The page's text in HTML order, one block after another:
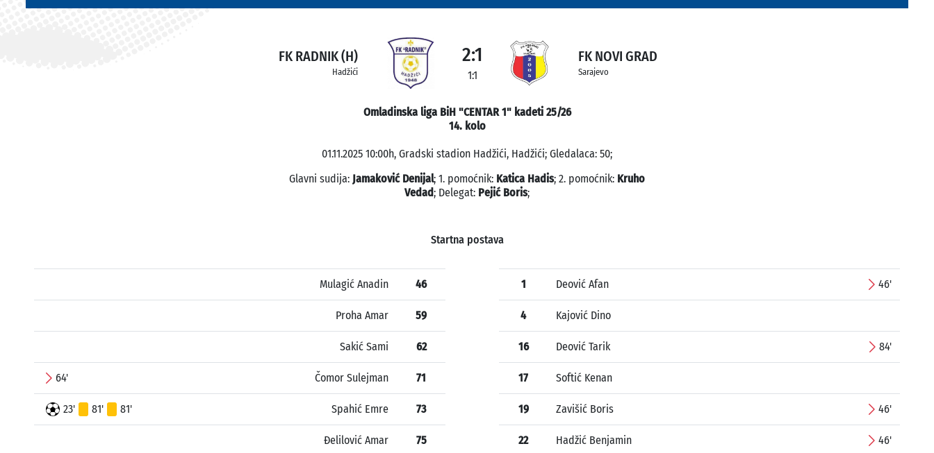
FK RADNIK (H)
Hadžići
2:1
1:1
FK NOVI GRAD
Sarajevo
Omladinska liga BiH "CENTAR 1" kadeti 25/26
14. kolo
01.11.2025 10:00h, Gradski stadion Hadžići, Hadžići; Gledalaca: 50;
Glavni sudija: Jamaković Denijal; 1. pomoćnik: Katica Hadis; 2. pomoćnik: Kruho
Vedad; Delegat: Pejić Boris;
Startna postava
Mulagić Anadin 46
Proha Amar 59
Sakić Sami 62
64' Čomor Sulejman 71
23' 81' 81' Spahić Emre 73
Đelilović Amar 75
1 Deović Afan 46'
4 Kajović Dino
16 Deović Tarik 84'
17 Softić Kenan
19 Zavišić Boris 46'
22 Hadžić Benjamin 46'